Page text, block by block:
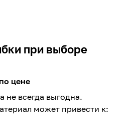
при выборе
цене
не всегда выгодна.
может привести к: